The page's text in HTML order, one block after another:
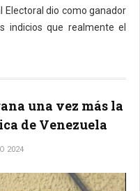
Electoral dio como ganador
indicios que realmente el
una vez más la
de Venezuela
2024